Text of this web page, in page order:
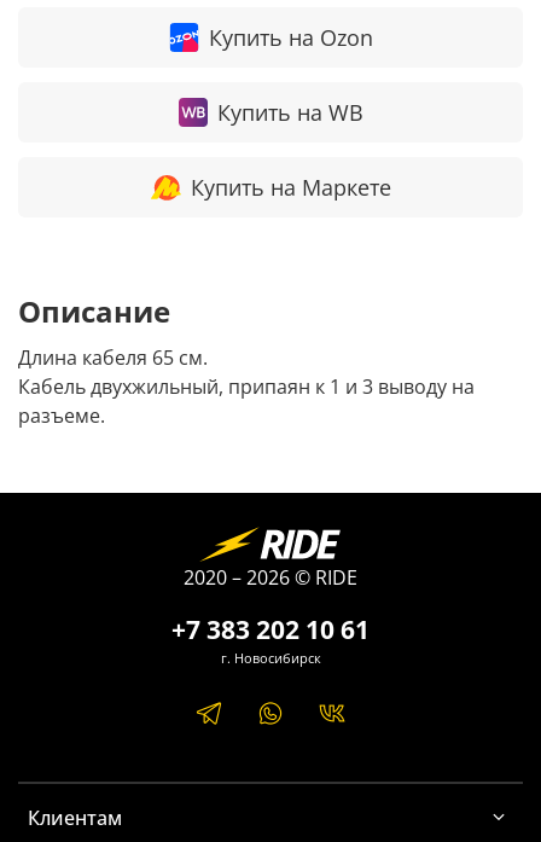
Купить на Ozon
Купить на WB
Купить на Маркете
Описание
Длина кабеля 65 см.
Кабель двухжильный, припаян к 1 и 3 выводу на
разъеме.
Клиентам
+7 383 202 10 61
г. Новосибирск
2020 – 2026 © RIDE